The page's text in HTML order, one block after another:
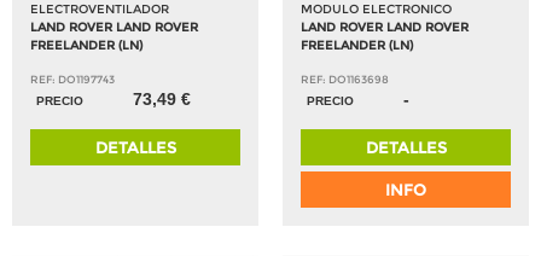
ELECTROVENTILADOR
LAND ROVER LAND ROVER
FREELANDER (LN)
REF: DO1197743
PRECIO
73,49 €
DETALLES
MODULO ELECTRONICO
LAND ROVER LAND ROVER
FREELANDER (LN)
REF: DO1163698
PRECIO
-
DETALLES
INFO